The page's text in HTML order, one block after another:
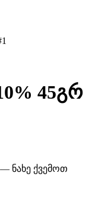
45გრ
ნახე ქვემოთ